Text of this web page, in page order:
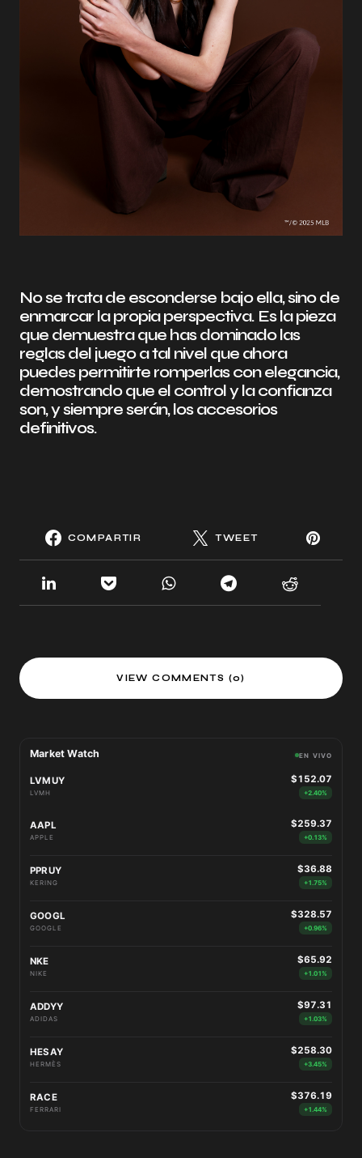
No se trata de esconderse bajo ella, sino de
enmarcar la propia perspectiva. Es la pieza
que demuestra que has dominado las
reglas del juego a tal nivel que ahora
puedes permitirte romperlas con elegancia,
demostrando que el control y la confianza
son, y siempre serán, los accesorios
definitivos.
COMPARTIR TWEET
VIEW COMMENTS (0)
Market Watch EN VIVO
LVMUY
LVMH
$152.07
+2.40%
AAPL
APPLE
$259.37
+0.13%
PPRUY
KERING
$36.88
+1.75%
GOOGL
GOOGLE
$328.57
+0.96%
NKE
NIKE
$65.92
+1.01%
ADDYY
ADIDAS
$97.31
+1.03%
HESAY
HERMÈS
$258.30
+3.45%
RACE
FERRARI
$376.19
+1.44%